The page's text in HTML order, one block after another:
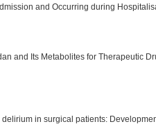
and Occurring during
and Its Metabolites for Therapeutic
in surgical patients: